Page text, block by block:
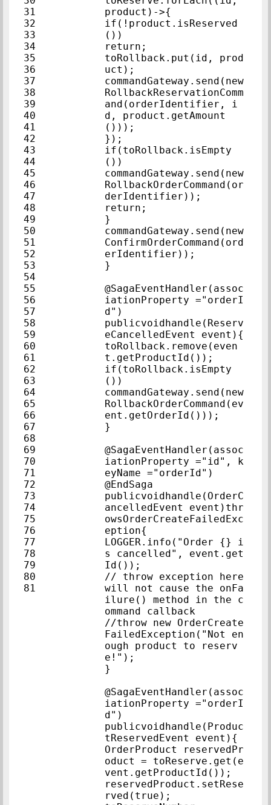
31
32
33
34
35
36
37
38
39
40
41
42
43
44
45
46
47
48
49
50
51
52
53
55
56
57
58
59
60
61
62
63
64
65
66
67
69
70
71
72
73
74
75
76
77
78
79
80
81
product)->{
if(!product.isReserved
())
return;
toRollback.put(id, prod
uct);
commandGateway.send(new
RollbackReservationComm
and(orderIdentifier, i
d, product.getAmount
()));
});
if(toRollback.isEmpty
())
commandGateway.send(new
RollbackOrderCommand(or
return;
}
commandGateway.send(new
ConfirmOrderCommand(ord
}
@SagaEventHandler(assoc
iationProperty ="orderI
d")
publicvoidhandle(Reserv
toRollback.remove(even
if(toRollback.isEmpty
())
commandGateway.send(new
RollbackOrderCommand(ev
}
@SagaEventHandler(assoc
iationProperty ="id", k
@EndSaga
publicvoidhandle(OrderC
ancelledEvent event)thr
owsOrderCreateFailedExc
eption{
LOGGER.info("Order {} i
s cancelled", event.get
Id());
// throw exception here
will not cause the onFa
ilure() method in the c
ommand callback
//throw new OrderCreate
FailedException("Not en
ough product to reserv
e!");
}
@SagaEventHandler(assoc
iationProperty ="orderI
d")
publicvoidhandle(Produc
OrderProduct reservedPr
oduct = toReserve.get(e
reservedProduct.setRese
rved(true);